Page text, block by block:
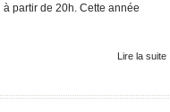
partir de 20h. Cette année
Lire la suite